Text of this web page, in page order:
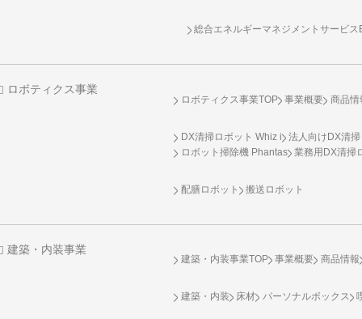
総合エネルギーマネジメントサービ
ロボティクス事業
ロボティクス事業TOP 事業概要 商品情
DX清掃ロボット Whiz i
法人向けDX清
ロボット掃除機 Phantas
業務用DX清掃
配膳ロボット 搬送ロボット
建築・内装事業
建築・内装事業TOP 事業概要 商品情報
建築・内装 床材 パーソナルボックス